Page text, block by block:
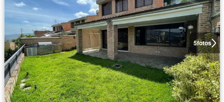
5fotos